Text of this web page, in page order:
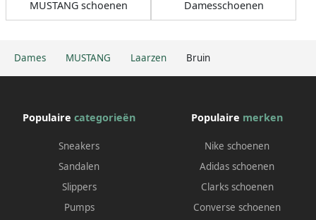
Dames MUSTANG Laarzen Bruin
MUSTANG schoenen Damesschoenen
Populaire categorieën
Sneakers
Sandalen
Slippers
Pumps
Populaire merken
Nike schoenen
Adidas schoenen
Clarks schoenen
Converse schoenen